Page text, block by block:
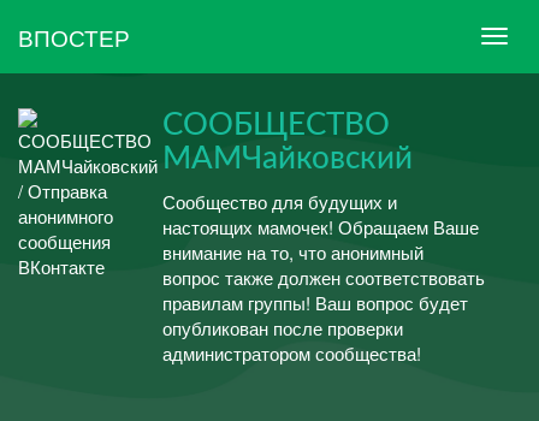
ВПОСТЕР
СООБЩЕСТВО
МАМЧайковский
Сообщество для будущих и
настоящих мамочек! Обращаем Ваше
внимание на то, что анонимный
вопрос также должен соответствовать
правилам группы! Ваш вопрос будет
опубликован после проверки
администратором сообщества!